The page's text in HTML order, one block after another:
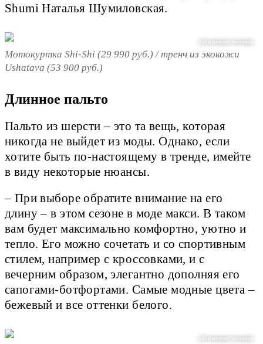
Shumi Наталья Шумиловская.
сайты интернет-магазинов
Мотокуртка Shi-Shi (29 990 руб.) / тренч из экокожи
Ushatava (53 900 руб.)
Длинное пальто
Пальто из шерсти – это та вещь, которая
никогда не выйдет из моды. Однако, если
хотите быть по-настоящему в тренде, имейте
в виду некоторые нюансы.
– При выборе обратите внимание на его
длину – в этом сезоне в моде макси. В таком
вам будет максимально комфортно, уютно и
тепло. Его можно сочетать и со спортивным
стилем, например с кроссовками, и с
вечерним образом, элегантно дополняя его
сапогами-ботфортами. Самые модные цвета –
бежевый и все оттенки белого.
сайты интернет-магазинов